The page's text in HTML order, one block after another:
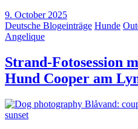
9. October 2025
Deutsche Blogeinträge Hunde
Angelique
Strand-Fotosession
Hund Cooper am